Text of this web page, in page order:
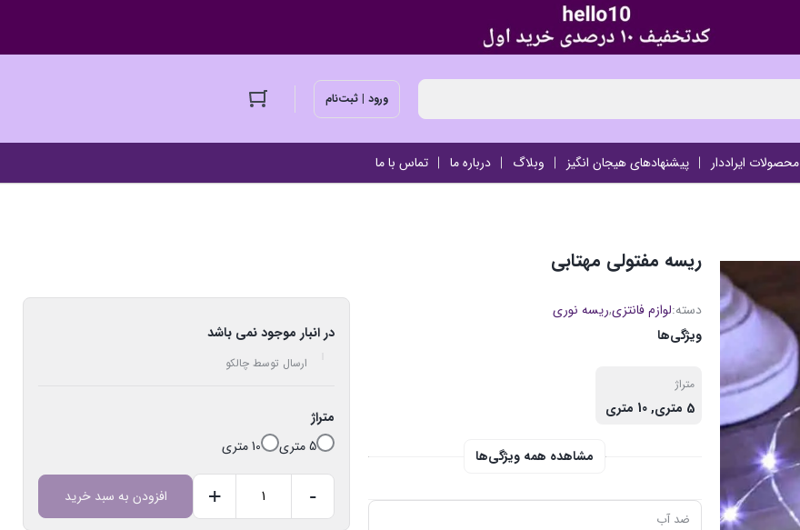
ورود | ثبت‌نام
محصولات ایراددار پیشنهادهای هیجان انگیز وبلاگ درباره ما تماس با ما
ریسه مفتولی مهتابی
دسته:لوازم فانتزی,ریسه نوری
ویژگی‌ها
متراژ
5 متری, 10 متری
مشاهده همه ویژگی‌ها
ضد آب
در انبار موجود نمی باشد
ارسال توسط چالکو
متراژ
5 متری
10 متری
-
+ افزودن به سبد خرید